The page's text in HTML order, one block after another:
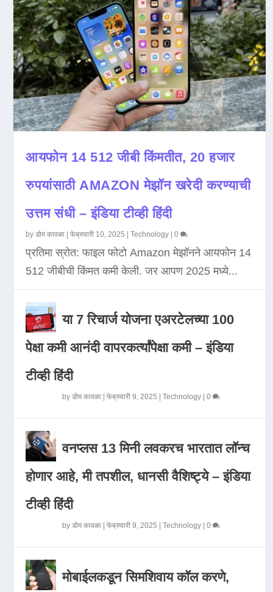
आयफोन 14 512 जीबी किंमतीत, 20 हजार
रुपयांसाठी AMAZON मेझॉन खरेदी करण्याची
उत्तम संधी – इंडिया टीव्ही हिंदी
byडोम कावळा |फेब्रुवारी 10, 2025 |Technology |0
प्रतिमा स्रोत: फाइल फोटो Amazon मेझॉनने आयफोन 14
512 जीबीची किंमत कमी केली. जर आपण 2025 मध्ये...
या 7 रिचार्ज योजना एअरटेलच्या 100
पेक्षा कमी आनंदी वापरकर्त्यांपेक्षा कमी – इंडिया
टीव्ही हिंदी
byडोम कावळा |फेब्रुवारी 9, 2025 |Technology |0
वनप्लस 13 मिनी लवकरच भारतात लॉन्च
होणार आहे, मी तपशील, धानसी वैशिष्ट्ये – इंडिया
टीव्ही हिंदी
byडोम कावळा |फेब्रुवारी 9, 2025 |Technology |0
मोबाईलकडून सिमशिवाय कॉल करणे,